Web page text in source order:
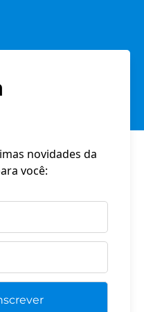
novidades da
você: